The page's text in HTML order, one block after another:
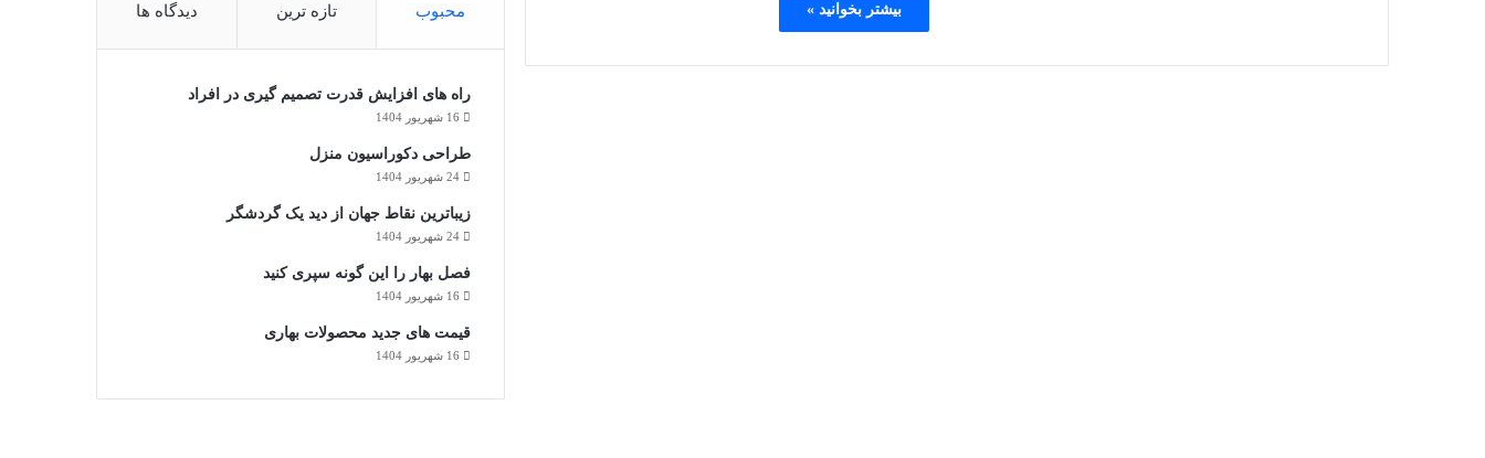
بیشتر بخوانید » محبوب تازه ترین دیدگاه ها
راه های افزایش قدرت تصمیم گیری در افراد
16 شهریور 1404
طراحی دکوراسیون منزل
24 شهریور 1404
زیباترین نقاط جهان از دید یک گردشگر
24 شهریور 1404
فصل بهار را این گونه سپری کنید
16 شهریور 1404
قیمت های جدید محصولات بهاری
16 شهریور 1404